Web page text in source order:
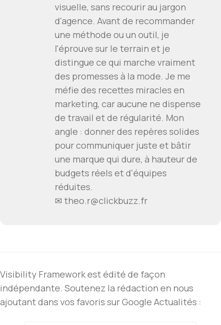
visuelle, sans recourir au jargon
d'agence. Avant de recommander
une méthode ou un outil, je
l'éprouve sur le terrain et je
distingue ce qui marche vraiment
des promesses à la mode. Je me
méfie des recettes miracles en
marketing, car aucune ne dispense
de travail et de régularité. Mon
angle : donner des repères solides
pour communiquer juste et bâtir
une marque qui dure, à hauteur de
budgets réels et d'équipes
réduites.
✉ theo.r@clickbuzz.fr
Visibility Framework est édité de façon
indépendante. Soutenez la rédaction en nous
ajoutant dans vos favoris sur Google Actualités :